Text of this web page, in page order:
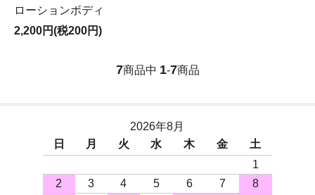
ローションボディ
2,200円(税200円)
7商品中 1-7商品
2026年8月
日
月 火 水 木 金
土
1
2
3 4 5 6 7
8